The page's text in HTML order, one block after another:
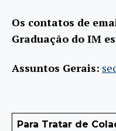
Os contatos de
Graduação do IM
Assuntos Gerais:
Para Tratar de